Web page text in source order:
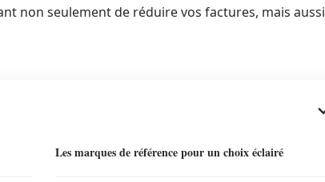
non seulement de réduire vos factures, mais aussi
Les marques de référence pour un choix éclairé